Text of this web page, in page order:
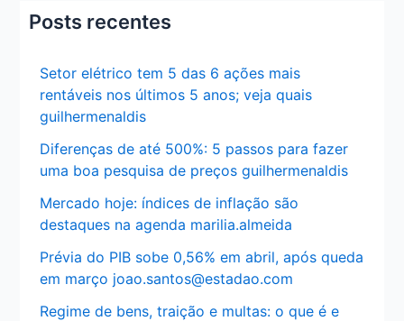
Posts recentes
Setor elétrico tem 5 das 6 ações mais
rentáveis nos últimos 5 anos; veja quais
guilhermenaldis
Diferenças de até 500%: 5 passos para fazer
uma boa pesquisa de preços guilhermenaldis
Mercado hoje: índices de inflação são
destaques na agenda marilia.almeida
Prévia do PIB sobe 0,56% em abril, após queda
em março joao.santos@estadao.com
Regime de bens, traição e multas: o que é e